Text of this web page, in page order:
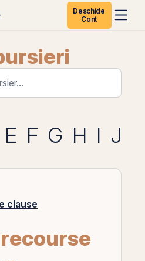
Deschide
Cont
E F G H I J
clause